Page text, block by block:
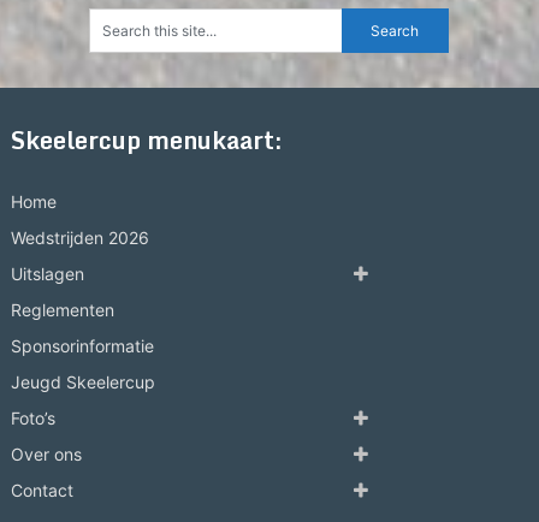
Skeelercup menukaart:
Home
Wedstrijden 2026
Uitslagen
Reglementen
Sponsorinformatie
Jeugd Skeelercup
Foto’s
Over ons
Contact